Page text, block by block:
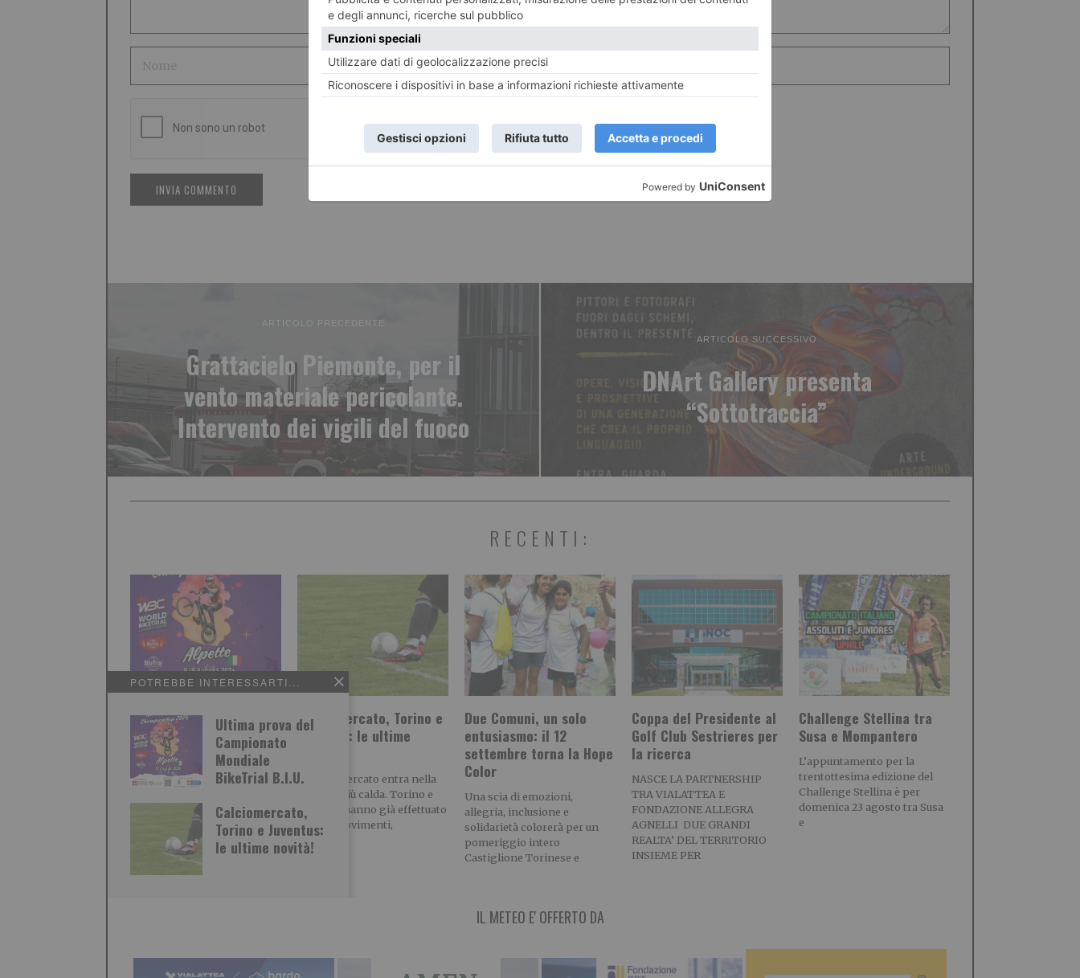
POTREBBE INTERESSARTI...
Ultima prova del
Campionato
Mondiale
BikeTrial B.I.U.
Calciomercato,
Torino e Juventus:
le ultime novità!
ARTICOLO PRECEDENTE
Grattacielo Piemonte, per il
vento materiale pericolante.
Intervento dei vigili del fuoco
ARTICOLO SUCCESSIVO
DNArt Gallery presenta
“Sottotraccia”
RECENTI:
Ultima prova del
Campionato Mondiale
BikeTrial B.I.U.
Sabato 8 e domenica 9 agosto
la seconda ed ultima prova
del Campionato
Calciomercato, Torino e
Juventus: le ultime
Il calciomercato entra nella
sua fase più calda. Torino e
Juventus hanno già effettuato
diversi movimenti,
Due Comuni, un solo
entusiasmo: il 12
settembre torna la Hope
Color
Una scia di emozioni,
allegria, inclusione e
solidarietà colorerà per un
pomeriggio intero
Castiglione Torinese e
Coppa del Presidente al
Golf Club Sestrieres per
la ricerca
NASCE LA PARTNERSHIP
TRA VIALATTEA E
FONDAZIONE ALLEGRA
AGNELLI DUE GRANDI
REALTA’ DEL TERRITORIO
INSIEME PER
Challenge Stellina tra
Susa e Mompantero
L’appuntamento per la
trentottesima edizione del
Challenge Stellina è per
domenica 23 agosto tra Susa
e
IL METEO E' OFFERTO DA